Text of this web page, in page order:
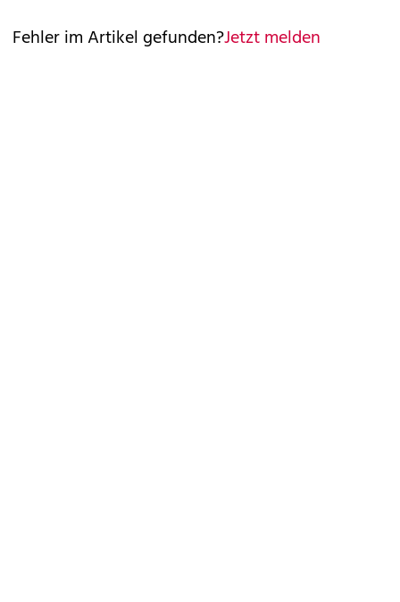
Fehler im Artikel gefunden?Jetzt melden